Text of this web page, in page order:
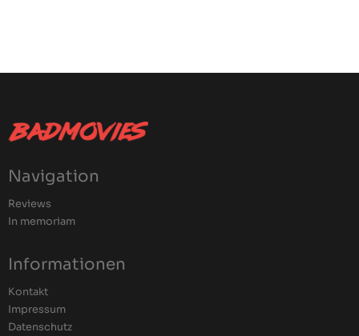
Navigation
Reviews
In memoriam
Informationen
Kontakt
Impressum
Datenschutz